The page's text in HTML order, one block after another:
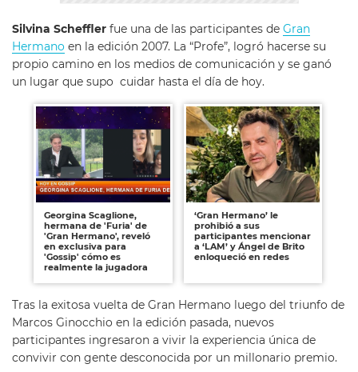
Silvina Scheffler fue una de las participantes de Gran
Hermano en la edición 2007. La “Profe”, logró hacerse su
propio camino en los medios de comunicación y se ganó
un lugar que supo cuidar hasta el día de hoy.
Georgina Scaglione,
hermana de 'Furia' de
'Gran Hermano', reveló
en exclusiva para
'Gossip' cómo es
realmente la jugadora
‘Gran Hermano’ le
prohibió a sus
participantes mencionar
a ‘LAM’ y Ángel de Brito
enloqueció en redes
Tras la exitosa vuelta de Gran Hermano luego del triunfo de
Marcos Ginocchio en la edición pasada, nuevos
participantes ingresaron a vivir la experiencia única de
convivir con gente desconocida por un millonario premio.